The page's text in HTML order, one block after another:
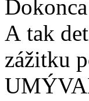
A tak
zážitku